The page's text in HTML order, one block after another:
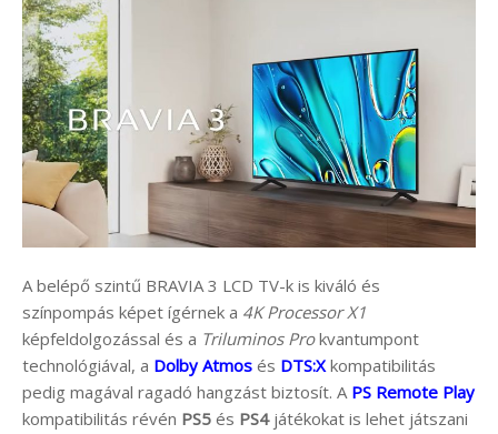
A belépő szintű BRAVIA 3 LCD TV-k is kiváló és
színpompás képet ígérnek a 4K Processor X1
képfeldolgozással és a Triluminos Prokvantumpont
technológiával, a Dolby Atmos és DTS:Xkompatibilitás
pedig magával ragadó hangzást biztosít. A PS Remote Play
kompatibilitás révén PS5 és PS4játékokat is lehet játszani